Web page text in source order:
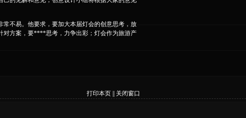
不易。他要求，要加大本届灯会的创意思考，放
对方案，要****思考，力争出彩；灯会作为旅游产
打印本页|| 关闭窗口